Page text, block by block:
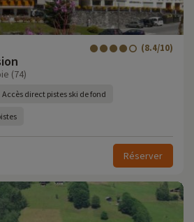
(8.4/10)
(74)
Accès direct pistes ski de fond
Réserver